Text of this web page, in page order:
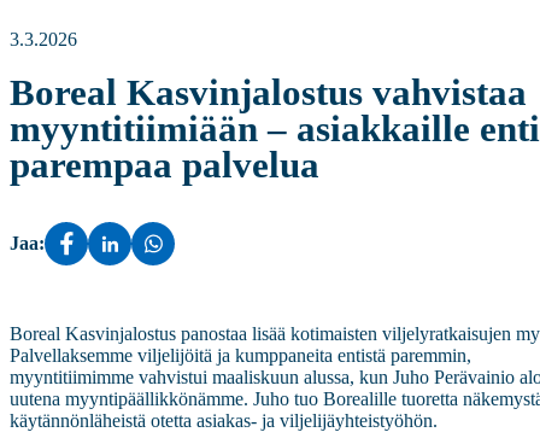
3.3.2026
Boreal Kasvinjalostus vahvistaa
myyntitiimiään – asiakkaille
parempaa palvelua
Jaa:
Boreal Kasvinjalostus panostaa lisää kotimaisten viljelyratkaisujen
Palvellaksemme viljelijöitä ja kumppaneita entistä paremmin,
myyntitiimimme vahvistui maaliskuun alussa, kun Juho Perävainio
uutena myyntipäällikkönämme. Juho tuo Borealille tuoretta
käytännönläheistä otetta asiakas- ja viljelijäyhteistyöhön.